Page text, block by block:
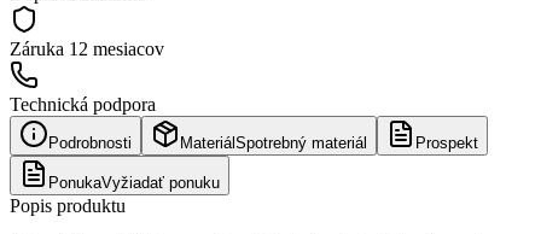
Záruka 12 mesiacov
Technická podpora
Podrobnosti Materiál Spotrebný materiál Prospekt
PonukaVyžiadať ponuku
Popis produktu